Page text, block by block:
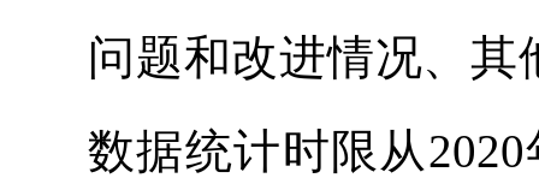
问题和改进情况、
数据统计时限从